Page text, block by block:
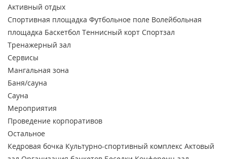
Активный отдых
Спортивная площадка Футбольное поле Волейбольная
площадка Баскетбол Теннисный корт Спортзал
Тренажерный зал
Сервисы
Мангальная зона
Баня/сауна
Сауна
Мероприятия
Проведение корпоративов
Остальное
Кедровая бочка Культурно-спортивный комплекс Актовый